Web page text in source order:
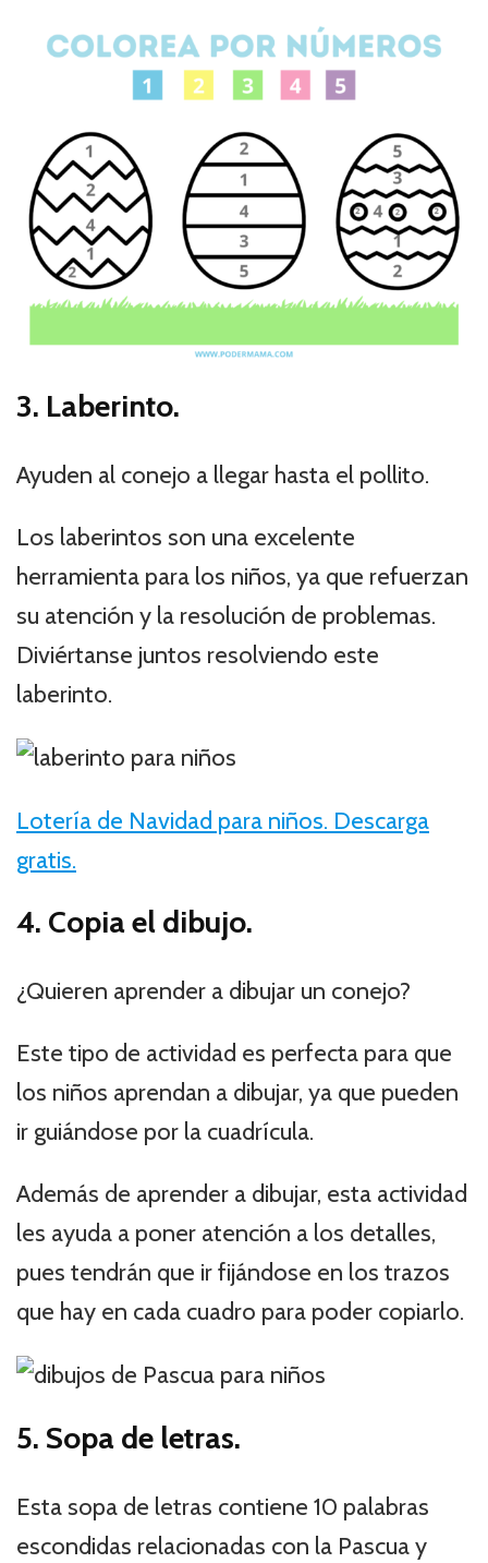
3. Laberinto.
Ayuden al conejo a llegar hasta el pollito.
Los laberintos son una excelente
herramienta para los niños, ya que refuerzan
su atención y la resolución de problemas.
Diviértanse juntos resolviendo este
laberinto.
Lotería de Navidad para niños. Descarga
gratis.
4. Copia el dibujo.
¿Quieren aprender a dibujar un conejo?
Este tipo de actividad es perfecta para que
los niños aprendan a dibujar, ya que pueden
ir guiándose por la cuadrícula.
Además de aprender a dibujar, esta actividad
les ayuda a poner atención a los detalles,
pues tendrán que ir fijándose en los trazos
que hay en cada cuadro para poder copiarlo.
5. Sopa de letras.
Esta sopa de letras contiene 10 palabras
escondidas relacionadas con la Pascua y